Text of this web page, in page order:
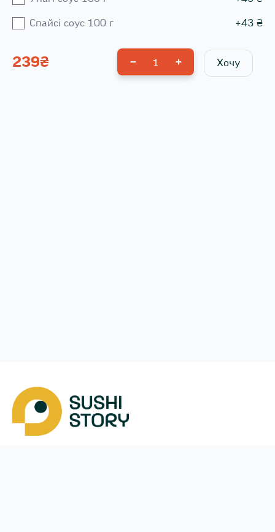
Спайсі соус 100 г +43 ₴
239₴ 1 Хочу